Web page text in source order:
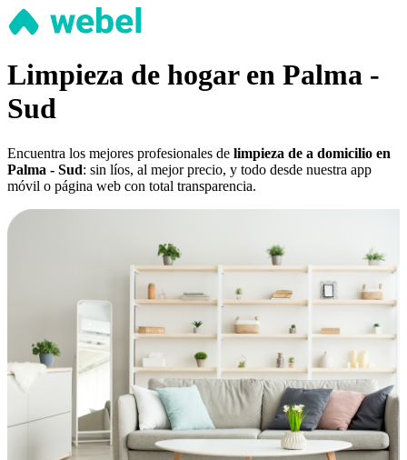
Limpieza de hogar en Palma -
Sud
Encuentra los mejores profesionales de limpieza de a domicilio en
Palma - Sud: sin líos, al mejor precio, y todo desde nuestra app
móvil o página web con total transparencia.